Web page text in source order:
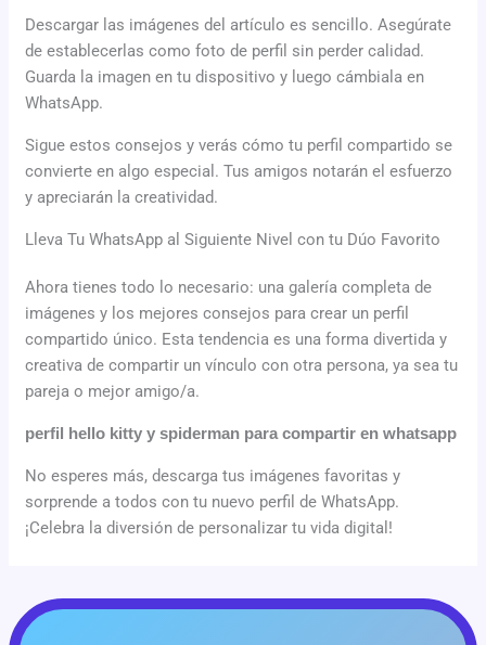
Descargar las imágenes del artículo es sencillo. Asegúrate
de establecerlas como foto de perfil sin perder calidad.
Guarda la imagen en tu dispositivo y luego cámbiala en
WhatsApp.
Sigue estos consejos y verás cómo tu perfil compartido se
convierte en algo especial. Tus amigos notarán el esfuerzo
y apreciarán la creatividad.
Lleva Tu WhatsApp al Siguiente Nivel con tu Dúo Favorito
Ahora tienes todo lo necesario: una galería completa de
imágenes y los mejores consejos para crear un perfil
compartido único. Esta tendencia es una forma divertida y
creativa de compartir un vínculo con otra persona, ya sea tu
pareja o mejor amigo/a.
perfil hello kitty y spiderman para compartir en whatsapp
No esperes más, descarga tus imágenes favoritas y
sorprende a todos con tu nuevo perfil de WhatsApp.
¡Celebra la diversión de personalizar tu vida digital!